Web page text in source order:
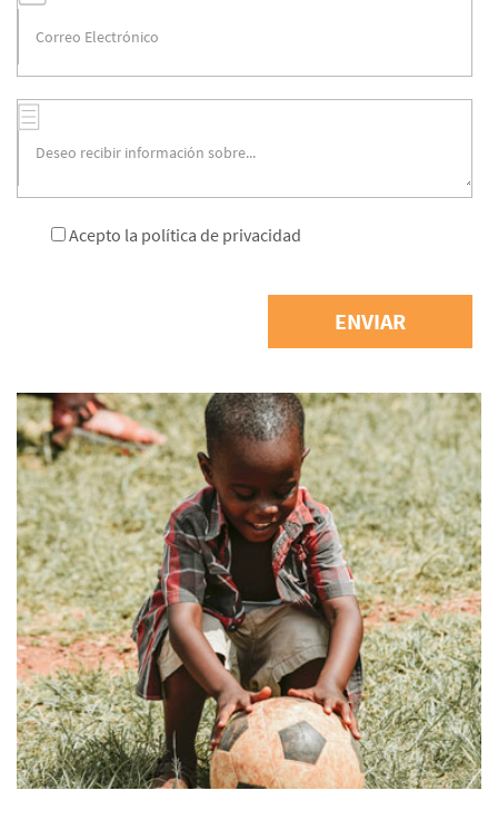
Acepto la política de privacidad